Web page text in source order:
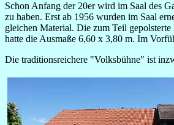
Schon Anfang der 20er wird im Saal des
zu haben. Erst ab 1956 wurden im Saal
gleichen Material. Die zum Teil
hatte die Ausmaße 6,60 x 3,80 m. Im
Die traditionsreichere "Volksbühne" ist